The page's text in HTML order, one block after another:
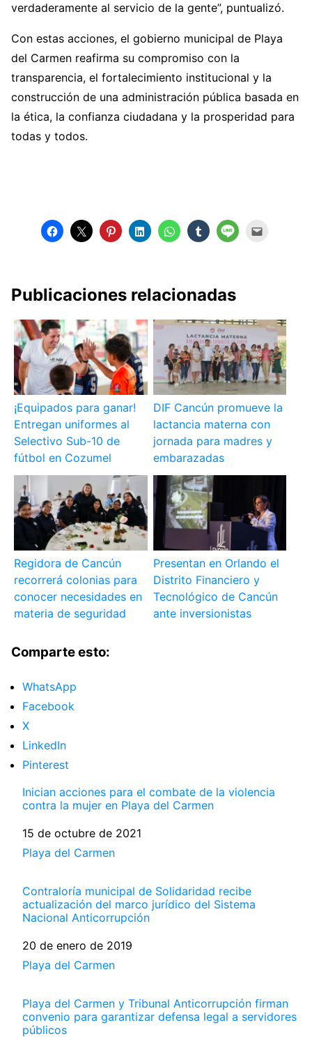
verdaderamente al servicio de la gente”, puntualizó.
Con estas acciones, el gobierno municipal de Playa
del Carmen reafirma su compromiso con la
transparencia, el fortalecimiento institucional y la
construcción de una administración pública basada en
la ética, la confianza ciudadana y la prosperidad para
todas y todos.
Publicaciones relacionadas
¡Equipados para ganar!
Entregan uniformes al
Selectivo Sub-10 de
fútbol en Cozumel
DIF Cancún promueve la
lactancia materna con
jornada para madres y
embarazadas
Regidora de Cancún
recorrerá colonias para
conocer necesidades en
materia de seguridad
Presentan en Orlando el
Distrito Financiero y
Tecnológico de Cancún
ante inversionistas
Comparte esto:
WhatsApp
Facebook
X
LinkedIn
Pinterest
Inician acciones para el combate de la violencia
contra la mujer en Playa del Carmen
Fecha
15 de octubre de 2021
Respecto a
Playa del Carmen
Contraloría municipal de Solidaridad recibe
actualización del marco jurídico del Sistema
Nacional Anticorrupción
Fecha
20 de enero de 2019
Respecto a
Playa del Carmen
Playa del Carmen y Tribunal Anticorrupción firman
convenio para garantizar defensa legal a servidores
públicos